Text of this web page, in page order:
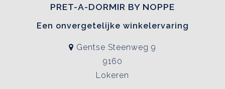
PRET-A-DORMIR BY NOPPE
Een onvergetelijke winkelervaring
Gentse Steenweg 9
9160
Lokeren